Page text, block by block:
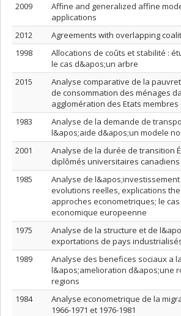
2009
Affine and generalized affine
applications
2012
Agreements with overlapping
1998
Allocations de coûts et stabilité :
le cas d&apos;un arbre
2015
Analyse comparative de la
de consommation des ménages
agglomération des Etats membres
1983
Analyse de la demande de
l&apos;aide d&apos;un modele
2001
Analyse de la durée de transition
diplômés universitaires canadiens
1985
Analyse de
evolutions reelles, explications
approches econometriques; le
economique europeenne
1975
Analyse de la structure et de
exportations de pays
1989
Analyse des benefices sociaux a
l&apos;amelioration d&apos;une
regions
1984
Analyse econometrique de la
1966-1971 et 1976-1981